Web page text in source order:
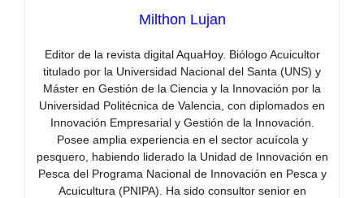
Milthon Lujan
Editor de la revista digital AquaHoy. Biólogo Acuicultor
titulado por la Universidad Nacional del Santa (UNS) y
Máster en Gestión de la Ciencia y la Innovación por la
Universidad Politécnica de Valencia, con diplomados en
Innovación Empresarial y Gestión de la Innovación.
Posee amplia experiencia en el sector acuícola y
pesquero, habiendo liderado la Unidad de Innovación en
Pesca del Programa Nacional de Innovación en Pesca y
Acuicultura (PNIPA). Ha sido consultor senior en